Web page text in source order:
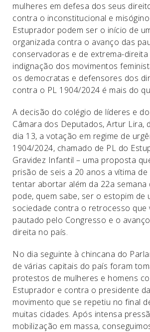
mulheres em defesa dos seus
contra o inconstitucional e
Estuprador podem ser o início de
organizada contra o avanço das
conservadoras e de extrema-direita
indignação dos movimentos
os democratas e defensores dos
contra o PL 1904/2024 é mais do
A decisão do colégio de líderes e
Câmara dos Deputados, Artur Lira,
dia 13, a votação em regime de
1904/2024, chamado de PL do
Gravidez Infantil – uma proposta
prisão de seis a 20 anos a vítima
tentar abortar além da 22a semana
pode, quem sabe, ser o estopim de
sociedade contra o retrocesso que
pautado pelo Congresso e o
direita no país.
No dia seguinte à chincana do
de várias capitais do país foram
protestos de mulheres e homens
Estuprador e contra o presidente
movimento que se repetiu no final
muitas cidades. Após intensa
mobilização em massa,